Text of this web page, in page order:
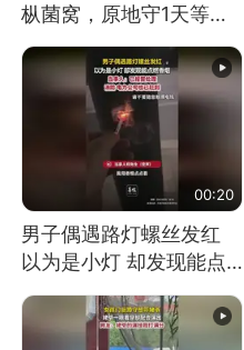
枞菌窝，原地守1天等它
长大：挖了140多朵
00:20
男子偶遇路灯螺丝发红
以为是小灯 却发现能点
燃香烟 当事人：已报警
处理